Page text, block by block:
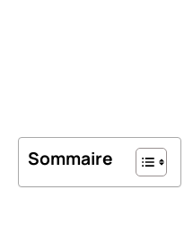
Sommaire